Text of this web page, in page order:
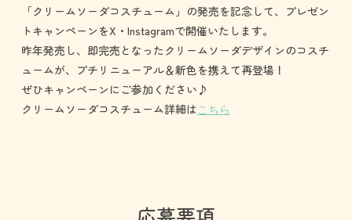
「クリームソーダコスチューム」の発売を記念して、プレゼン
トキャンペーンをX・Instagramで開催いたします。
昨年発売し、即完売となったクリームソーダデザインのコスチ
ュームが、プチリニューアル＆新色を携えて再登場！
ぜひキャンペーンにご参加ください♪
クリームソーダコスチューム詳細は こちら